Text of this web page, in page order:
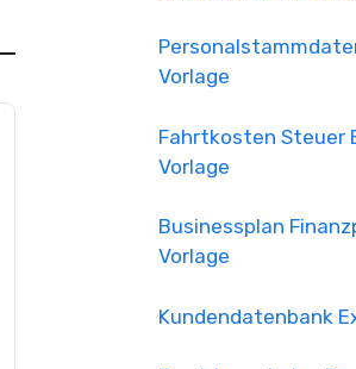
Vorlage
Fahrtkosten Steuer
Vorlage
Businessplan
Vorlage
Kundendatenbank